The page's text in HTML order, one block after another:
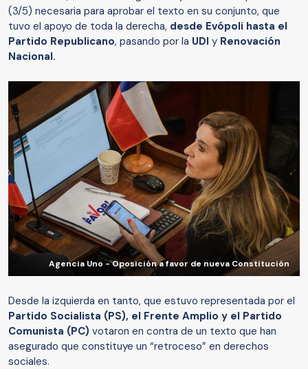
(3/5) necesaria para aprobar el texto en su conjunto, que
tuvo el apoyo de toda la derecha, desde Evópoli hasta el
Partido Republicano, pasando por la UDI y Renovación
Nacional.
Agencia Uno - Oposición a favor de nueva Constitución
Desde la izquierda en tanto, que estuvo representada por el
Partido Socialista (PS), el Frente Amplio y el Partido
Comunista (PC) votaron en contra de un texto que han
asegurado que constituye un “retroceso” en derechos
sociales.